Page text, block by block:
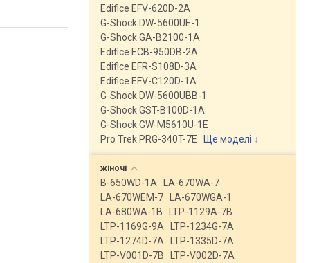
Edifice EFV-620D-2A
G-Shock DW-5600UE-1
G-Shock GA-B2100-1A
Edifice ECB-950DB-2A
Edifice EFR-S108D-3A
Edifice EFV-C120D-1A
G-Shock DW-5600UBB-1
G-Shock GST-B100D-1A
G-Shock GW-M5610U-1E
Pro Trek PRG-340T-7E
Ще моделі ↓
жіночі
B-650WD-1A
LA-670WA-7
LA-670WEM-7
LA-670WGA-1
LA-680WA-1B
LTP-1129A-7B
LTP-1169G-9A
LTP-1234G-7A
LTP-1274D-7A
LTP-1335D-7A
LTP-V001D-7B
LTP-V002D-7A